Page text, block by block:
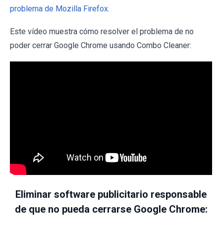
problema de Mozilla Firefox.
Este vídeo muestra cómo resolver el problema de no
poder cerrar Google Chrome usando Combo Cleaner:
Eliminar software publicitario responsable
de que no pueda cerrarse Google Chrome: